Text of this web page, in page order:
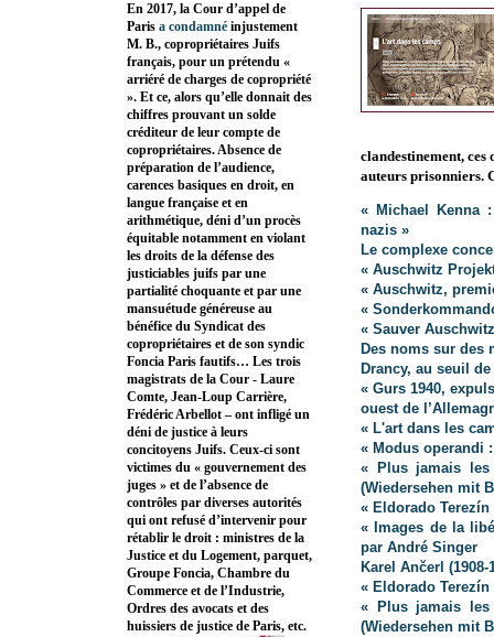
clandestinement, ces
auteurs prisonniers.
« Michael Kenna
nazis »
Le complexe
« Auschwitz
« Auschwitz,
«
« Sauver
Des noms sur des
Drancy, au seuil
« Gurs 1940,
ouest de
« L'art dans les
« Modus operandi
« Plus jamais les
(Wiedersehen mit
« Eldorado
« Images de la
par André Singer
Karel Ančerl
« Eldorado
« Plus jamais les
(Wiedersehen mit
En 2017, la Cour d’appel de
Paris a condamné injustement
M. B., copropriétaires Juifs
français, pour un prétendu «
arriéré de charges de copropriété
». Et ce, alors qu’elle donnait des
chiffres prouvant un solde
créditeur de leur compte de
copropriétaires. Absence de
préparation de l’audience,
carences basiques en droit, en
langue française et en
arithmétique, déni d’un procès
équitable notamment en violant
les droits de la défense des
justiciables juifs par une
partialité choquante et par une
mansuétude généreuse au
bénéfice du Syndicat des
copropriétaires et de son syndic
Foncia Paris fautifs… Les trois
magistrats de la Cour - Laure
Comte, Jean-Loup Carrière,
Frédéric Arbellot – ont infligé un
déni de justice à leurs
concitoyens Juifs. Ceux-ci sont
victimes du « gouvernement des
juges » et de l’absence de
contrôles par diverses autorités
qui ont refusé d’intervenir pour
rétablir le droit : ministres de la
Justice et du Logement, parquet,
Groupe Foncia, Chambre du
Commerce et de l’Industrie,
Ordres des avocats et des
huissiers de justice de Paris, etc.